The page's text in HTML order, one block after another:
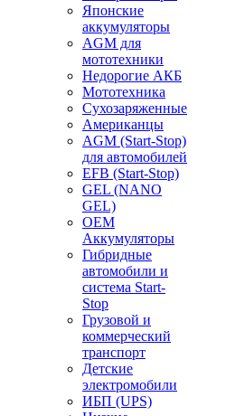
Японские
аккумуляторы
AGM для
мототехники
Недорогие АКБ
Мототехника
Сухозаряженные
Американцы
AGM (Start-Stop)
для автомобилей
EFB (Start-Stop)
GEL (NANO
GEL)
OEM
Аккумуляторы
Гибридные
автомобили и
система Start-
Stop
Грузовой и
коммерческий
транспорт
Детские
электромобили
ИБП (UPS)